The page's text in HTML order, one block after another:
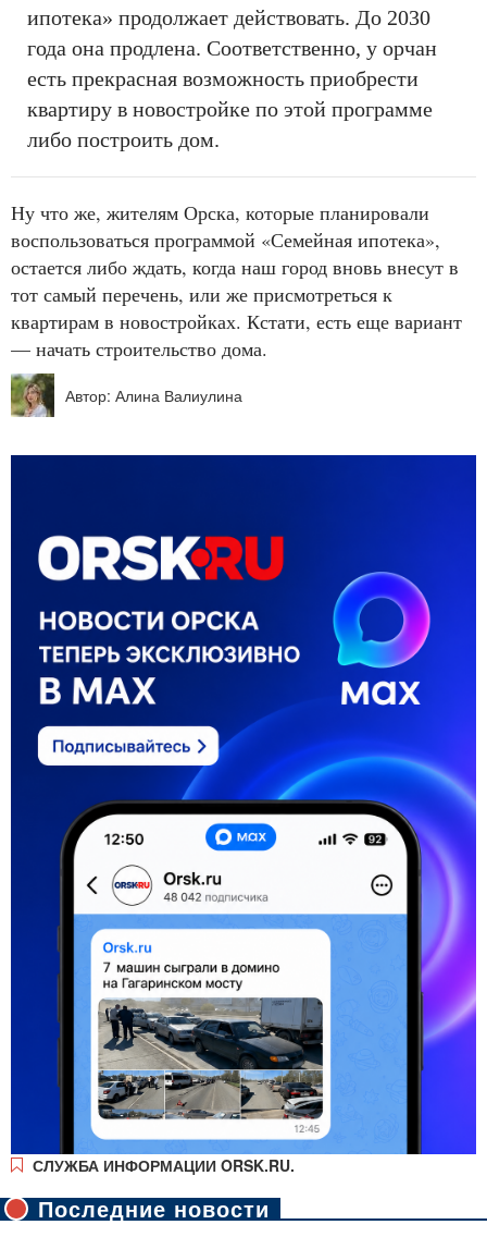
ипотека» продолжает действовать. До 2030
года она продлена. Соответственно, у орчан
есть прекрасная возможность приобрести
квартиру в новостройке по этой программе
либо построить дом.
Ну что же, жителям Орска, которые планировали
воспользоваться программой «Семейная ипотека»,
остается либо ждать, когда наш город вновь внесут в
тот самый перечень, или же присмотреться к
квартирам в новостройках. Кстати, есть еще вариант
— начать строительство дома.
Автор: Алина Валиулина
СЛУЖБА ИНФОРМАЦИИ ORSK.RU.
Последние новости